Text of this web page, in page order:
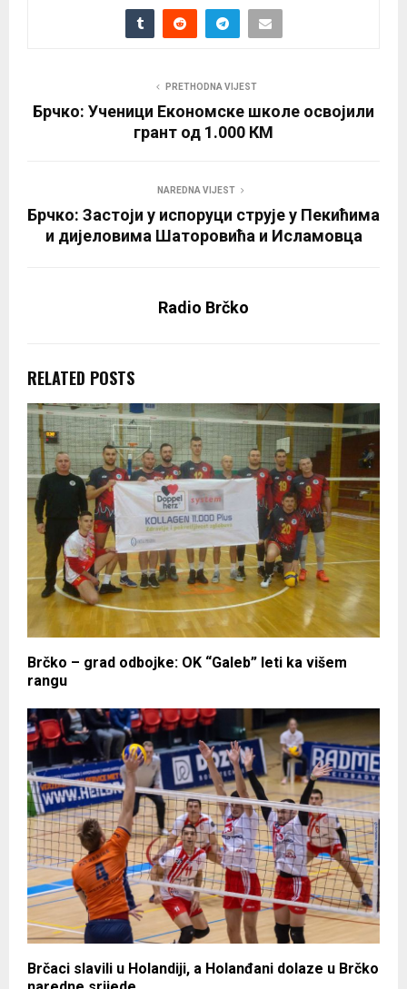
PRETHODNA VIJEST
Брчко: Ученици Економске школе освојили
грант од 1.000 КМ
NAREDNA VIJEST
Брчко: Застоји у испоруци струје у Пекићима
и дијеловима Шаторовића и Исламовца
Radio Brčko
RELATED POSTS
Brčko – grad odbojke: OK “Galeb” leti ka višem
rangu
Brčaci slavili u Holandiji, a Holanđani dolaze u Brčko